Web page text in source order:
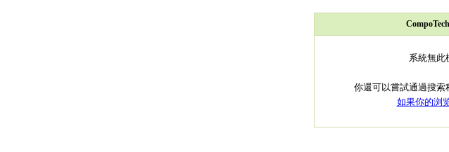
系統無此
你還可以嘗試通過搜索
如果你的浏